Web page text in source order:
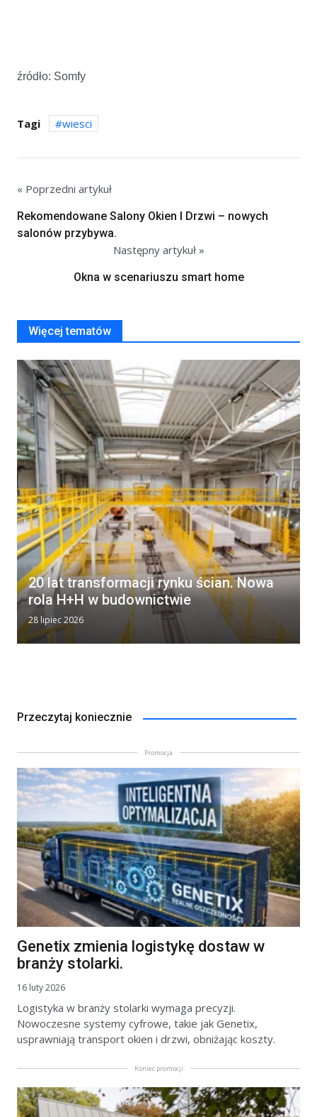
źródło: Somfy
Tagi wiesci
« Poprzedni artykuł
Rekomendowane Salony Okien I Drzwi – nowych
salonów przybywa.
Następny artykuł »
Okna w scenariuszu smart home
Więcej tematów
20 lat transformacji rynku ścian. Nowa
rola H+H w budownictwie
28 lipiec 2026
Przeczytaj koniecznie
Promocja
Genetix zmienia logistykę dostaw w
branży stolarki.
16 luty 2026
Logistyka w branży stolarki wymaga precyzji.
Nowoczesne systemy cyfrowe, takie jak Genetix,
usprawniają transport okien i drzwi, obniżając koszty.
Koniec promocji